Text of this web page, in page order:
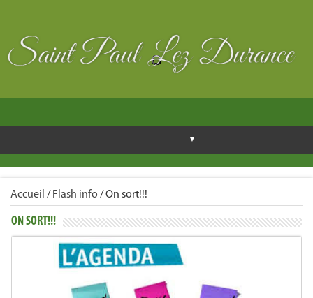
Accueil / Flash info /On sort!!!
ON SORT!!!